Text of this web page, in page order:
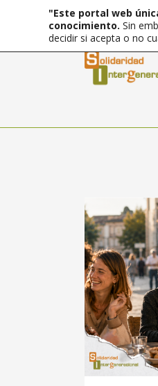
"Este portal web
conocimiento. Sin
decidir si acepta o no